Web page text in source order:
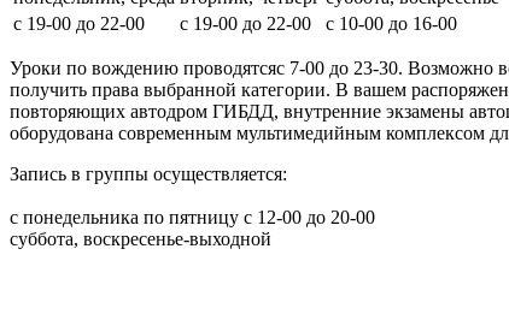
с 19-00 до 22-00
с 19-00 до 22-00 с 10-00 до 16-00
Уроки по вождению проводятсяc 7-00 до 23-30.
получить права выбранной категории. В вашем
повторяющих автодром ГИБДД, внутренние экзамены
оборудована современным мультимедийным комплексом
Запись в группы осуществляется:
с понедельника по пятницу с 12-00 до 20-00
суббота, воскресенье-выходной